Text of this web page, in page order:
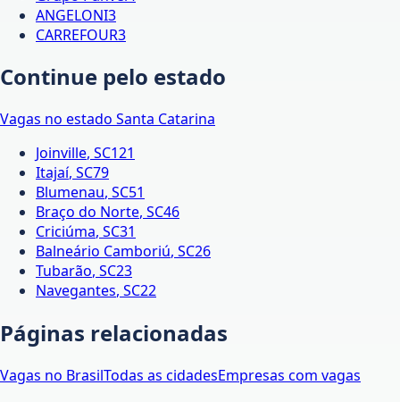
ANGELONI3
CARREFOUR3
Continue pelo estado
Vagas no estado Santa Catarina
Joinville, SC121
Itajaí, SC79
Blumenau, SC51
Braço do Norte, SC46
Criciúma, SC31
Balneário Camboriú, SC26
Tubarão, SC23
Navegantes, SC22
Páginas relacionadas
Vagas no BrasilTodas as cidadesEmpresas com vagas